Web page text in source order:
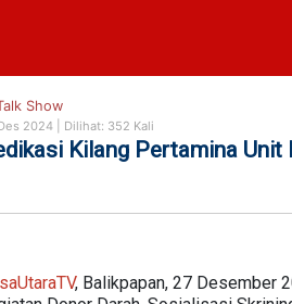
Show
2024 | Dilihat: 352 Kali
Kilang Pertamina
, Balikpapan, 27 Desember